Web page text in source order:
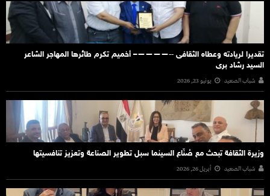
تقديرا لريادته وعطاه الثقافى ‐‐————– أخميم تكرم طائرها المهاجر الشاعر
السيد رشاد برى
شباب الصعيد يونيو 23, 2026
وزيرة الثقافة تبحث مع صُنّاع السينما سبل تطوير الصناعة وتعزيز تنافسيتها
شباب الصعيد أبريل 26, 2026